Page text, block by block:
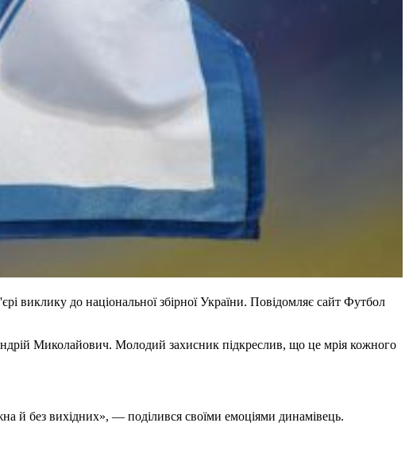
виклику до національної збірної України. Повідомляє сайт Футбол
Миколайович. Молодий захисник підкреслив, що це мрія кожного
й без вихідних», — поділився своїми емоціями динамівець.